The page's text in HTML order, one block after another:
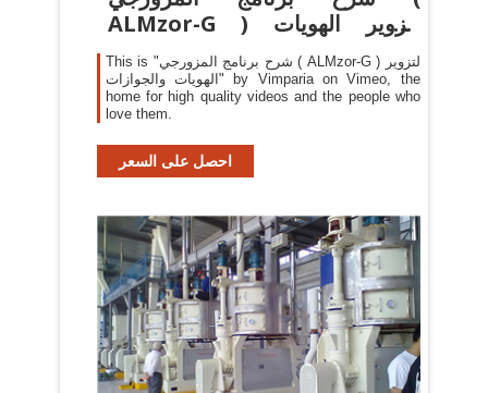
ALMzor-G ) لتزوير الهويات
والجوازات
This is "شرح برنامج المزورجي ( ALMzor-G ) لتزوير
الهويات والجوازات" by Vimparia on Vimeo, the
home for high quality videos and the people who
love them.
احصل على السعر